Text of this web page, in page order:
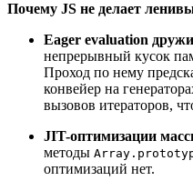
Почему JS не делает
Eager evaluation
непрерывный кусок
Проход по нему
конвейер на
вызовов итераторов,
JIT-оптимизации
методы
оптимизаций нет.